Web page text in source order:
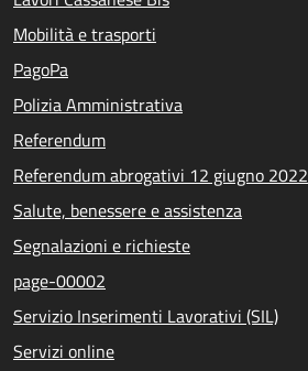
Mobilità e trasporti
PagoPa
Polizia Amministrativa
Referendum
Referendum abrogativi 12 giugno 2022
Salute, benessere e assistenza
Segnalazioni e richieste
page-00002
Servizio Inserimenti Lavorativi (SIL)
Servizi online